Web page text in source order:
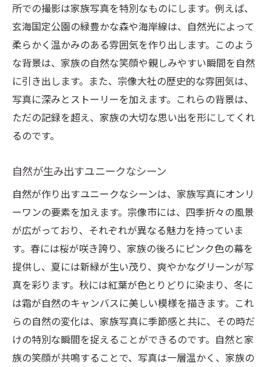
所での撮影は家族写真を特別なものにします。例えば、
玄海国定公園の緑豊かな森や海岸線は、自然光によって
柔らかく温かみのある雰囲気を作り出します。このよう
な背景は、家族の自然な笑顔や親しみやすい瞬間を自然
に引き出します。また、宗像大社の歴史的な雰囲気は、
写真に深みとストーリーを加えます。これらの背景は、
ただの記録を超え、家族の大切な思い出を形にしてくれ
るのです。
自然が生み出すユニークなシーン
自然が作り出すユニークなシーンは、家族写真にオンリ
ーワンの要素を加えます。宗像市には、四季折々の風景
が広がっており、それぞれが異なる魅力を持っていま
す。春には桜が咲き誇り、家族の後ろにピンク色の幕を
提供し、夏には新緑が生い茂り、爽やかなグリーンが写
真を彩ります。秋には紅葉が色とりどりに染まり、冬に
は霜が自然のキャンバスに美しい模様を描きます。これ
らの自然の変化は、家族写真に季節感と共に、その時だ
けの特別な瞬間を捉えることができるのです。自然と家
族の笑顔が共鳴することで、写真は一層温かく、家族の